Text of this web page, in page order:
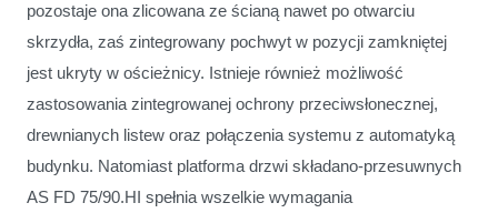
pozostaje ona zlicowana ze ścianą nawet po otwarciu
skrzydła, zaś zintegrowany pochwyt w pozycji zamkniętej
jest ukryty w ościeżnicy. Istnieje również możliwość
zastosowania zintegrowanej ochrony przeciwsłonecznej,
drewnianych listew oraz połączenia systemu z automatyką
budynku. Natomiast platforma drzwi składano-przesuwnych
AS FD 75/90.HI spełnia wszelkie wymagania